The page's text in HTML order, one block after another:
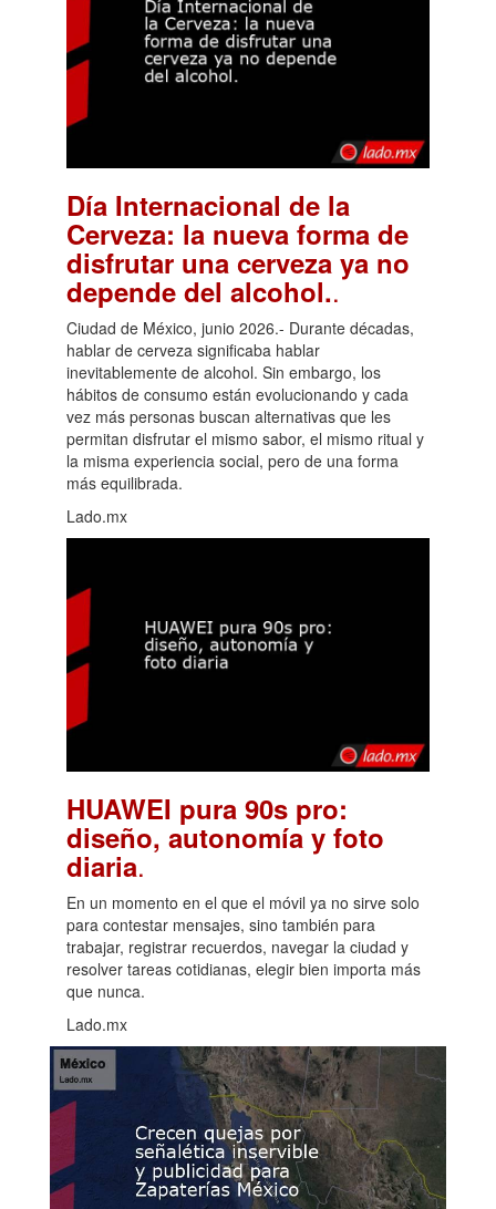
Día Internacional de la
Cerveza: la nueva forma de
disfrutar una cerveza ya no
depende del alcohol..
Ciudad de México, junio 2026.- Durante décadas,
hablar de cerveza significaba hablar
inevitablemente de alcohol. Sin embargo, los
hábitos de consumo están evolucionando y cada
vez más personas buscan alternativas que les
permitan disfrutar el mismo sabor, el mismo ritual y
la misma experiencia social, pero de una forma
más equilibrada.
Lado.mx
HUAWEI pura 90s pro:
diseño, autonomía y foto
diaria.
En un momento en el que el móvil ya no sirve solo
para contestar mensajes, sino también para
trabajar, registrar recuerdos, navegar la ciudad y
resolver tareas cotidianas, elegir bien importa más
que nunca.
Lado.mx